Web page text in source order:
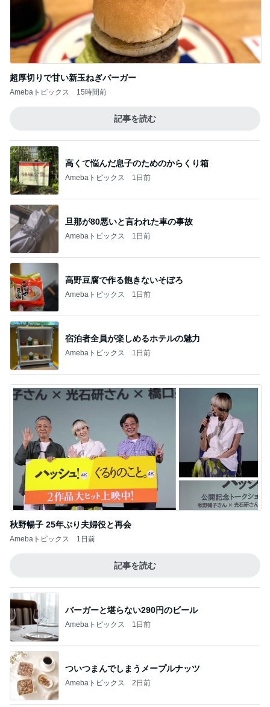
超厚切りで甘い新玉ねぎバーガー
Amebaトピックス 15時間前
記事を読む
高くて悩んだ息子のためのからくり箱
Amebaトピックス 1日前
旦那が80悪いと言われた車の事故
Amebaトピックス 1日前
高野豆腐で作る飽きないそぼろ
Amebaトピックス 1日前
宿泊者全員が楽しめるホテルの魅力
Amebaトピックス 1日前
秋野暢子 25年ぶり夫婦役と再会
Amebaトピックス 1日前
記事を読む
バーガーと堪らない290円のビール
Amebaトピックス 1日前
ついつまんでしまうメープルナッツ
Amebaトピックス 2日前